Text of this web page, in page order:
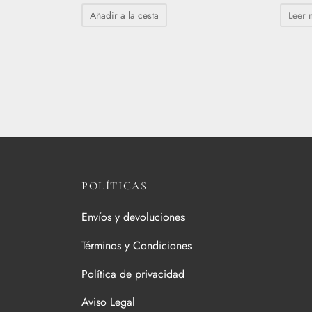
Añadir a la cesta Leer
POLÍTICAS
Envíos y devoluciones
Términos y Condiciones
Política de privacidad
Aviso Legal